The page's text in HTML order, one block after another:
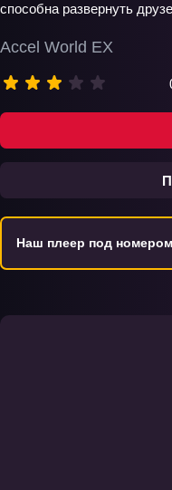
Accel World EX
способна развернуть
Наш плеер под